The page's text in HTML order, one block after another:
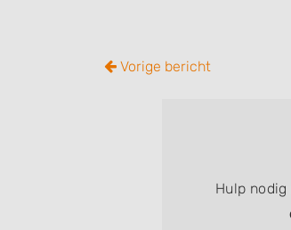
Vorige bericht
Hulp